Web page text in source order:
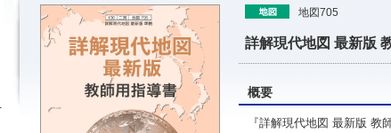
地図705
詳解現代地図 最新版
概要
『詳解現代地図 最新版